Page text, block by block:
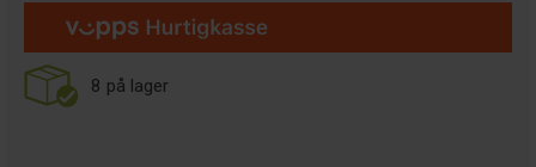
8 på lager